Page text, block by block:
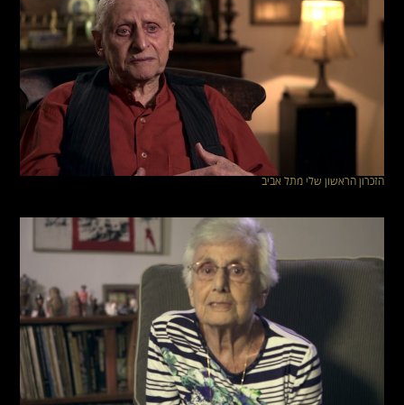
הזכרון הראשון שלי מתל אביב